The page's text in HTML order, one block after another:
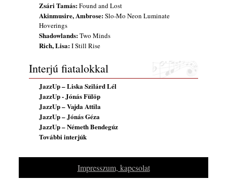
Zsári Tamás:Found and Lost
Akinmusire, Ambrose:Slo-Mo Neon Luminate
Hoverings
Shadowlands:Two Minds
Rich, Lisa:I Still Rise
Interjú fiatalokkal
JazzUp – Liska Szilárd Lél
JazzUp - Jónás Fülöp
JazzUp – Vajda Attila
JazzUp – Jónás Géza
JazzUp – Németh Bendegúz
További interjúk
Impresszum, kapcsolat